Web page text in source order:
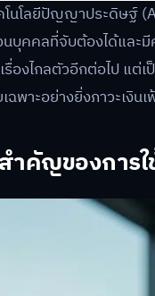
โนโลยีปัญญาประดิษฐ์
นบุคคลที่จับต้องได้และ
เรื่องไกลตัวอีกต่อไป แ
ฉพาะอย่างยิ่งภาวะเงิ
ำคัญของการใ